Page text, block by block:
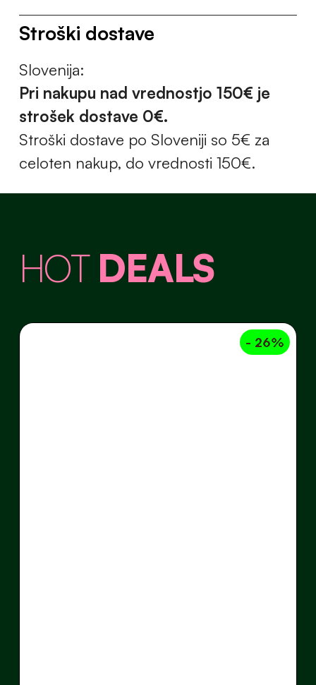
Stroški dostave
Slovenija:
Pri nakupu nad vrednostjo 150€ je
strošek dostave 0€.
Stroški dostave po Sloveniji so 5€ za
celoten nakup, do vrednosti 150€.
HOT DEALS
- 26%